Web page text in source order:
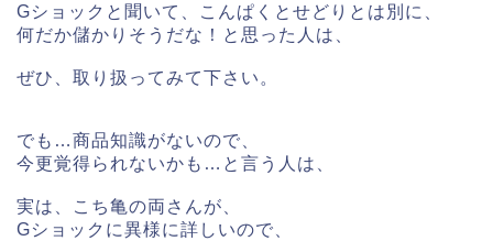
Gショックと聞いて、こんぱくとせどりとは別に、
何だか儲かりそうだな！と思った人は、
ぜひ、取り扱ってみて下さい。
でも…商品知識がないので、
今更覚得られないかも…と言う人は、
実は、こち亀の両さんが、
Gショックに異様に詳しいので、